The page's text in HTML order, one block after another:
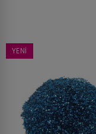
YENI